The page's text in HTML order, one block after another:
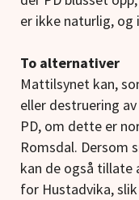
er ikke naturlig, og
To alternativer
Mattilsynet kan,
eller destruering
PD, om dette er
Romsdal. Dersom
kan de også
for Hustadvika,